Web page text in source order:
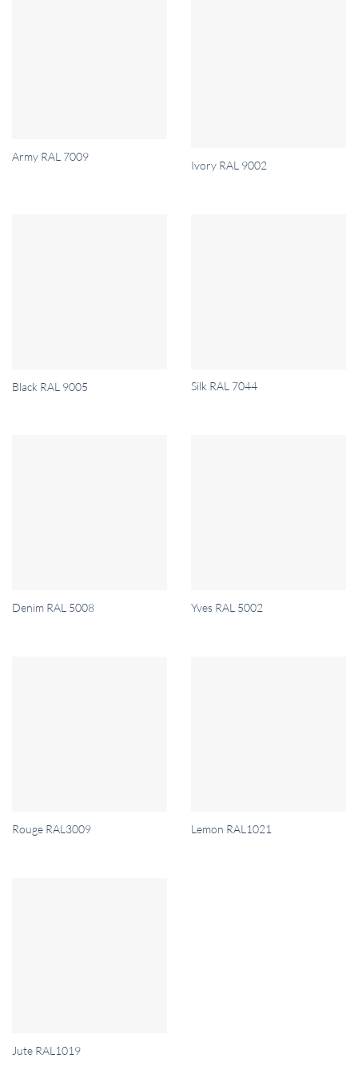
Army RAL 7009
Ivory RAL 9002
Black RAL 9005 Silk RAL 7044
Denim RAL 5008 Yves RAL 5002
Rouge RAL3009 Lemon RAL1021
Jute RAL1019